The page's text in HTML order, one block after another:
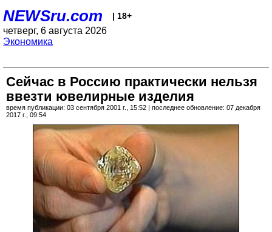
NEWSru.com | 18+
четверг, 6 августа 2026
Экономика
Сейчас в Россию практически нельзя
ввезти ювелирные изделия
время публикации: 03 сентября 2001 г., 15:52 | последнее обновление: 07 декабря
2017 г., 09:54